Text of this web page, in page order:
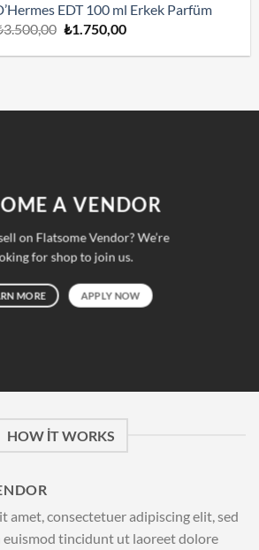
EDT 100 ml Erkek Parfüm
3.500,00 Orijinal
₺3.500,00.
₺1.750,00Şu
fiyat:
A VENDOR
on Flatsome Vendor? We’re
for shop to join us.
MORE APPLY NOW
HOW IT WORKS
amet, consectetuer adipiscing elit, sed
tincidunt ut laoreet dolore